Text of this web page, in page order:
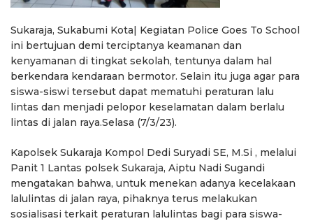
Sukaraja, Sukabumi Kota| Kegiatan Police Goes To School
ini bertujuan demi terciptanya keamanan dan
kenyamanan di tingkat sekolah, tentunya dalam hal
berkendara kendaraan bermotor. Selain itu juga agar para
siswa-siswi tersebut dapat mematuhi peraturan lalu
lintas dan menjadi pelopor keselamatan dalam berlalu
lintas di jalan raya.Selasa (7/3/23).
Kapolsek Sukaraja Kompol Dedi Suryadi SE, M.Si , melalui
Panit 1 Lantas polsek Sukaraja, Aiptu Nadi Sugandi
mengatakan bahwa, untuk menekan adanya kecelakaan
lalulintas di jalan raya, pihaknya terus melakukan
sosialisasi terkait peraturan lalulintas bagi para siswa-